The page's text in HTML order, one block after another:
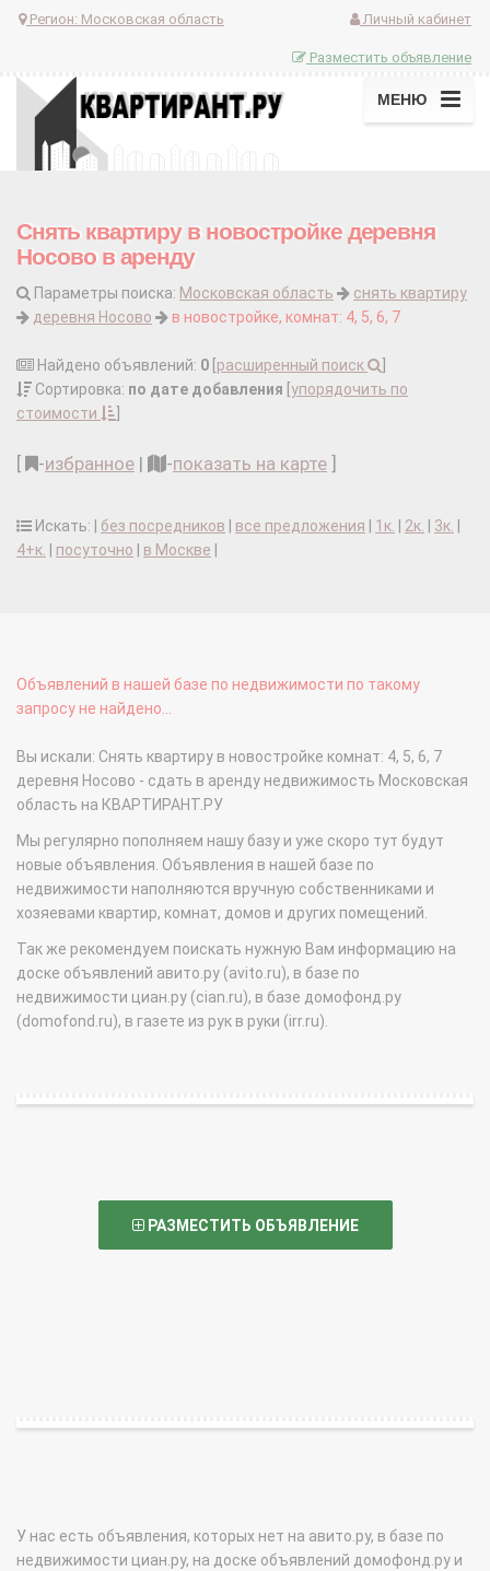
Регион: Московская область Личный кабинет
Разместить объявление
МЕНЮ
Снять квартиру в новостройке деревня
Носово в аренду
Параметры поиска: Московская область
снять квартиру
деревня Носово
в новостройке, комнат: 4, 5, 6, 7
Найдено объявлений: 0 расширенный поиск
Сортировка: по дате добавления упорядочить по
стоимости
-избранное | -показать на карте
Искать: | без посредников все предложения 1к. 2к. 3к.
4+к.
посуточно в Москве
Объявлений в нашей базе по недвижимости по такому
запросу не найдено...
Вы искали: Снять квартиру в новостройке комнат: 4, 5, 6, 7
деревня Носово - сдать в аренду недвижимость Московская
область на КВАРТИРАНТ.РУ
Мы регулярно пополняем нашу базу и уже скоро тут будут
новые объявления. Объявления в нашей базе по
недвижимости наполняются вручную собственниками и
хозяевами квартир, комнат, домов и других помещений.
Так же рекомендуем поискать нужную Вам информацию на
доске объявлений авито.ру (avito.ru), в базе по
недвижимости циан.ру (cian.ru), в базе домофонд.ру
(domofond.ru), в газете из рук в руки (irr.ru).
РАЗМЕСТИТЬ ОБЪЯВЛЕНИЕ
У нас есть объявления, которых нет на авито.ру, в базе по
недвижимости циан.ру, на доске объявлений домофонд.ру и